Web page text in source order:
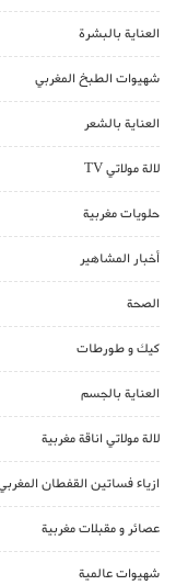
العناية بالبشرة
شهيوات الطبخ المغربي
العناية بالشعر
لالة مولاتي TV
حلويات مغربية
أخبار المشاهير
الصحة
كيك و طورطات
العناية بالجسم
لالة مولاتي اناقة مغربية
ازياء فساتين القفطان
عصائر و مقبلات مغربية
شهيوات عالمية